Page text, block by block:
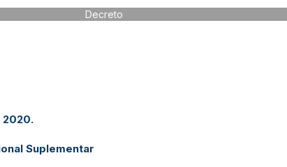
Decreto
2020.
Suplementar